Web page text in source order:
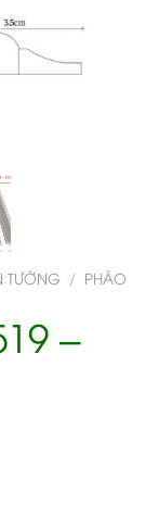
TƯỜNG / PHÀO
–